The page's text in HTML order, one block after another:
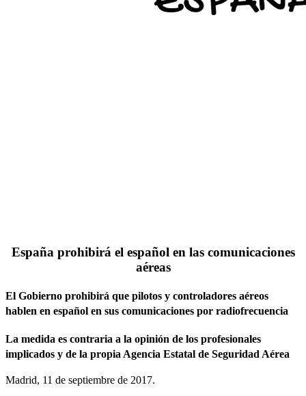
España prohibirá el español en las comunicaciones
aéreas
El Gobierno prohibirá que pilotos y controladores aéreos
hablen en español en sus comunicaciones por radiofrecuencia
La medida es contraria a la opinión de los profesionales
implicados y de la propia Agencia Estatal de Seguridad Aérea
Madrid, 11 de septiembre de 2017.